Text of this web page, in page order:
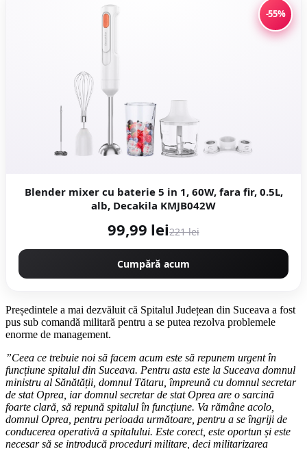
-55%
Blender mixer cu baterie 5 in 1, 60W, fara fir, 0.5L,
alb, Decakila KMJB042W
99,99 lei221 lei
Cumpără acum
Președintele a mai dezvăluit că Spitalul Județean din Suceava a fost
pus sub comandă militară pentru a se putea rezolva problemele
enorme de management.
”Ceea ce trebuie noi să facem acum este să repunem urgent în
funcțiune spitalul din Suceava. Pentru asta este la Suceava domnul
ministru al Sănătății, domnul Tătaru, împreună cu domnul secretar
de stat Oprea, iar domnul secretar de stat Oprea are o sarcină
foarte clară, să repună spitalul în funcțiune. Va rămâne acolo,
domnul Oprea, pentru perioada următoare, pentru a se îngriji de
conducerea operativă a spitalului. Este corect, este oportun și este
necesar să se introducă proceduri militare, deci militarizarea